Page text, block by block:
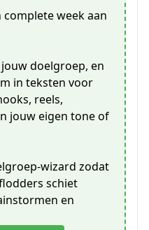
week aan
doelgroep, en
in teksten voor
reels,
jouw eigen tone of
wizard zodat
schiet
en